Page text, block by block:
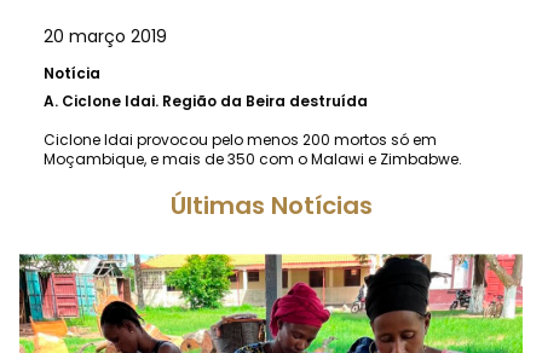
20 março 2019
Notícia
A. Ciclone Idai. Região da Beira destruída
Ciclone Idai provocou pelo menos 200 mortos só em
Moçambique, e mais de 350 com o Malawi e Zimbabwe.
Últimas Notícias